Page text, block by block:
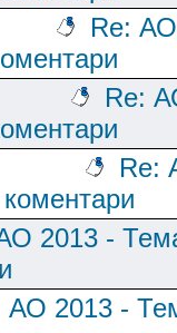
Re:
Re:
Re:
2013 -
АО 2013 -